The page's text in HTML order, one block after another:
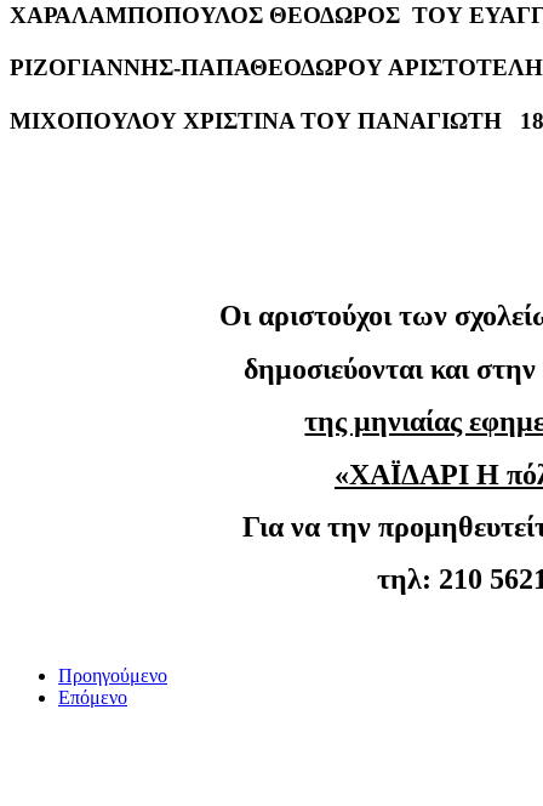
ΧΑΡΑΛΑΜΠΟΠΟΥΛΟΣ ΘΕΟΔΩΡΟΣ ΤΟΥ
ΡΙΖΟΓΙΑΝΝΗΣ-ΠΑΠΑΘΕΟΔΩΡΟΥ
ΜΙΧΟΠΟΥΛΟΥ ΧΡΙΣΤΙΝΑ ΤΟΥ ΠΑΝΑΓΙΩΤΗ 18
Οι αριστούχοι των
δημοσιεύονται και στην
της μηνιαίας
«ΧΑΪΔΑΡΙ Η
Για να την
τηλ: 210
Προηγούμενο
Επόμενο